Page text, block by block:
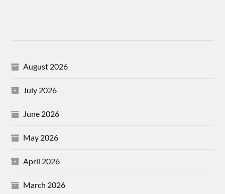
August 2026
July 2026
June 2026
May 2026
April 2026
March 2026